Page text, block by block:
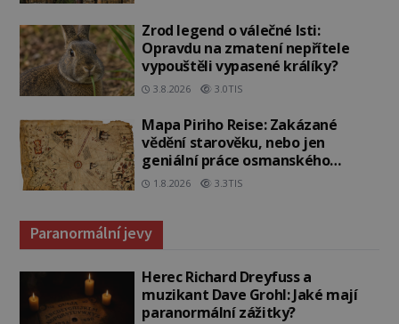
Zrod legend o válečné lsti:
Opravdu na zmatení nepřítele
vypouštěli vypasené králíky?
3.8.2026 3.0TIS
Mapa Piriho Reise: Zakázané
vědění starověku, nebo jen
geniální práce osmanského
admirála?
1.8.2026 3.3TIS
Paranormální jevy
Herec Richard Dreyfuss a
muzikant Dave Grohl: Jaké mají
paranormální zážitky?